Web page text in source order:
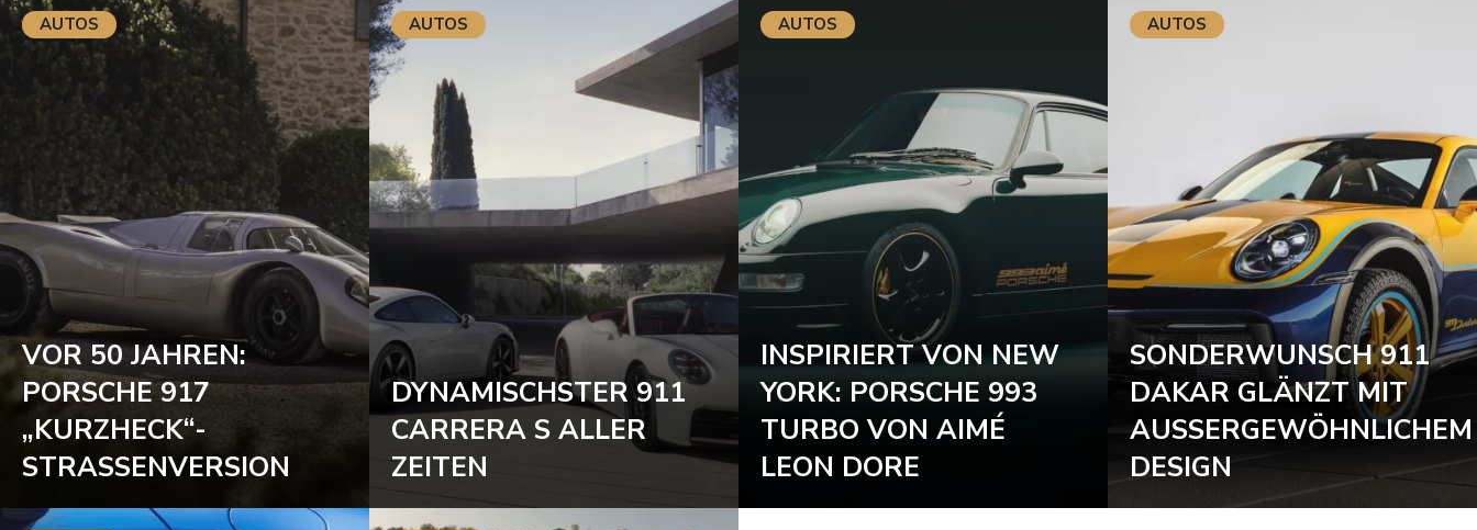
AUTOS
VOR 50 JAHREN:
PORSCHE 917
„KURZHECK“-
STRASSENVERSION
AUTOS
DYNAMISCHSTER 911
CARRERA S ALLER
ZEITEN
AUTOS
INSPIRIERT VON NEW
YORK: PORSCHE 993
TURBO VON AIMÉ
LEON DORE
AUTOS
SONDERWUNSCH 911
DAKAR GLÄNZT MIT
AUSSERGEWÖHNLICHEM D
ESIGN